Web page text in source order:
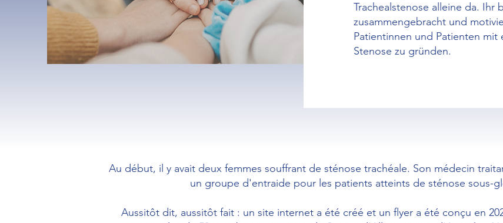
Trachealstenose alleine da. Ihr
zusammengebracht und
Patientinnen und Patienten
Stenose zu gründen.
Au début, il y avait deux femmes souffrant de sténose trachéale. Son médecin
un groupe d'entraide pour les patients atteints de sténose sous-
Aussitôt dit, aussitôt fait : un site internet a été créé et un flyer a été conçu en